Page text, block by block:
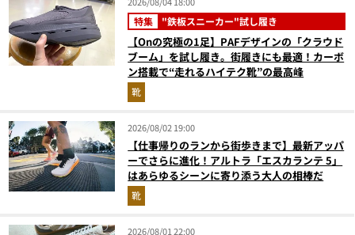
特集 "鉄板スニーカー"試し履き
【Onの究極の1足】PAFデザインの「クラウド
ブーム」を試し履き。街履きにも最適！カーボ
ン搭載で“走れるハイテク靴”の最高峰
靴
2026/08/02 19:00
【仕事帰りのランから街歩きまで】最新アッパ
ーでさらに進化！アルトラ「エスカランテ 5」
はあらゆるシーンに寄り添う大人の相棒だ
靴
2026/08/01 22:00